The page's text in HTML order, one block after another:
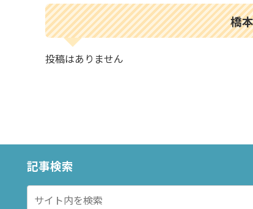
橋
投稿はありません
記事検索